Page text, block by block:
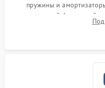
пружины и
надежной фиксацией
герметиком для